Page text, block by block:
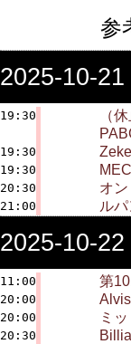
参
2025-10-21
19:30
（
19:30
19:30
20:30 オ
21:00 ル
2025-10-22
11:00 第
20:00
20:00 ミ
20:30